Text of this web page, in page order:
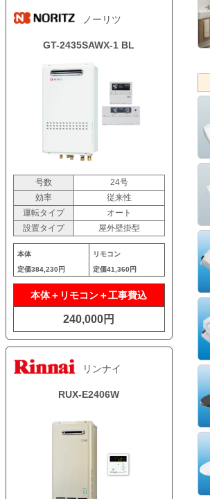
ノーリツ
GT-2435SAWX-1 BL
号数
24号
効率
従来性
運転タイプ
オート
設置タイプ
屋外壁掛型
本体
定価384,230円
リモコン
定価41,360円
本体＋リモコン＋工事費込
240,000円
リンナイ
RUX-E2406W